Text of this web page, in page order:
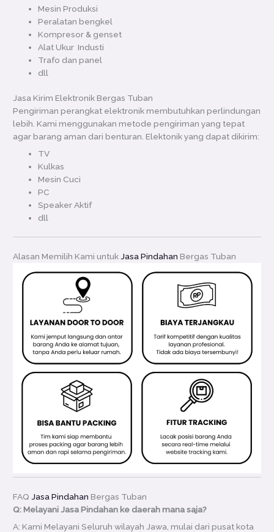
Mesin Produksi
Peralatan bengkel
Kompresor & genset
Alat Ukur Industi
Trafo dan panel
dll
Jasa Kirim Elektronik Bergas Tuban
Pengiriman perangkat elektronik membutuhkan perlindungan
lebih. Kami menggunakan metode pengiriman yang tepat
agar barang aman dari benturan. Elektonik yang dapat dikirim:
TV
Kulkas
Mesin Cuci
PC
Speaker Aktif
dll
Alasan Memilih Kami untuk Jasa Pindahan Bergas Tuban
FAQ Jasa Pindahan Bergas Tuban
Q: Melayani Jasa Pindahan ke daerah mana saja?
A: Kami Melayani Seluruh wilayah Jawa, mulai dari pusat kota